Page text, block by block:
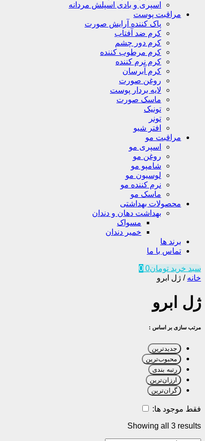
اسپری و بادی اسپلش مردانه
مراقبت پوست
پاک کننده آرایش صورت
کرم ضد آفتاب
کرم دور چشم
کرم مرطوب کننده
کرم نرم کننده
کرم آبرسان
روغن صورت
لایه بردار پوست
ماسک صورت
تونیک
تونر
افتر شیو
مراقبت مو
اسپری مو
روغن مو
شامپو مو
لوسیون مو
نرم کننده مو
ماسک مو
محصولات بهداشتی
بهداشت دهان و دندان
مسواک
خمیر دندان
برند ها
تماس با ما
سبد خرید تومان0
0
خانه / ژل ابرو
ژل ابرو
مرتب سازی بر اساس :
جدیدترین
محبوب‌ترین
رتبه بندی
ارزان‌ترین
گران‌ترین
فقط موجود ها:
Showing all 3 results